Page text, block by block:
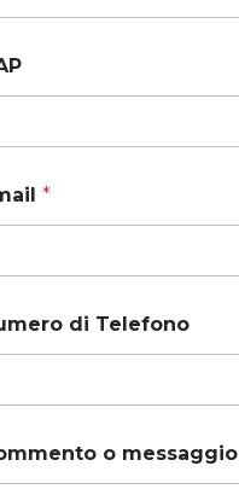
*
di Telefono
o messaggio